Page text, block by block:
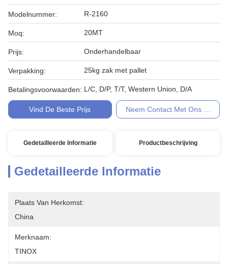
Modelnummer: R-2160
Moq: 20MT
Prijs: Onderhandelbaar
Verpakking: 25kg zak met pallet
Betalingsvoorwaarden: L/C, D/P, T/T, Western Union, D/A
Vind De Beste Prijs Neem Contact Met Ons Op
Gedetailleerde Informatie Productbeschrijving
Gedetailleerde Informatie
Plaats Van Herkomst:
China
Merknaam:
TINOX